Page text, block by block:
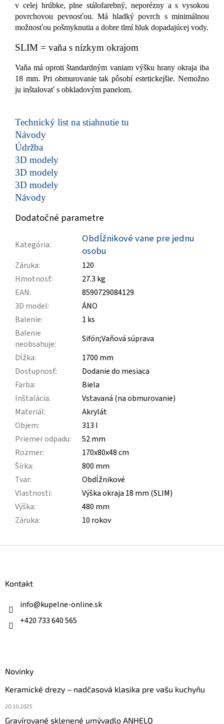
v celej hrúbke, plne stálofarebný, neporézny a s vysokou
povrchovou pevnosťou. Má hladký povrch s minimálnou
možnosťou pošmyknutia a dobre tlmí hluk dopadajúcej vody.
SLIM = vaňa s nízkym okrajom
Vaňa má oproti štandardným vaniam výšku hrany okraja iba
18 mm. Pri obmurovanie tak pôsobí estetickejšie. Nemožno
ju inštalovať s obkladovým panelom.
Technický list na stiahnutie tu
Návody
Údržba
3D modely
3D modely
3D modely
Návody
Dodatočné parametre
Kategória:
Obdĺžnikové vane pre jednu
osobu
Záruka:
120
Hmotnosť:
27.3 kg
EAN:
8590729084129
3D model:
ÁNO
Balenie:
1 ks
Balenie
neobsahuje:
Sifón;Vaňová súprava
Dĺžka:
1700 mm
Dostupnosť:
Dodanie do mesiaca
Farba:
Biela
Inštalácia:
Vstavaná (na obmurovanie)
Materiál:
Akrylát
Objem:
313 l
Priemer odpadu:
52 mm
Rozmer:
170x80x48 cm
Šírka:
800 mm
Tvar:
Obdĺžnikové
Vlastnosti:
Výška okraja 18 mm (SLIM)
Výška:
480 mm
Záruka: 10 rokov
Kontakt
info@kupelne-online.sk
+420 733 640 565
Novinky
Keramické drezy – nadčasová klasika pre vašu kuchyňu
20.10.2025
Gravírované sklenené umývadlo ANHELO